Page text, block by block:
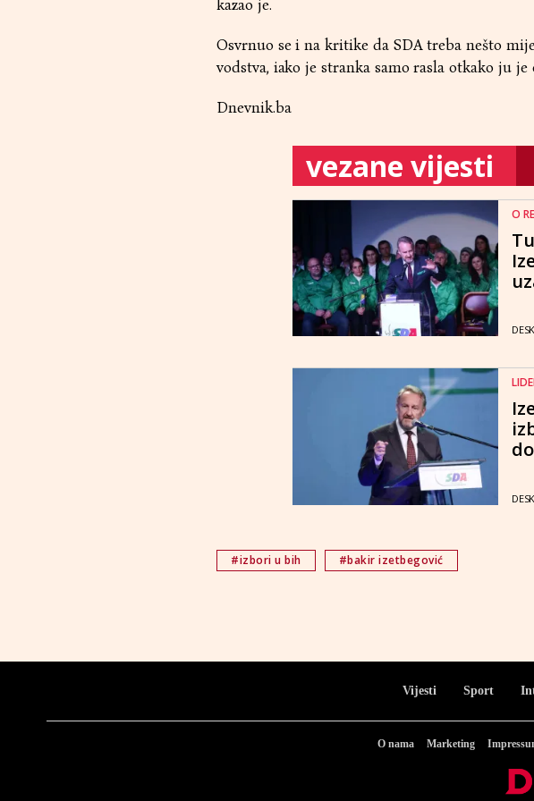
kazao je.
Osvrnuo se i na kritike da SDA treba nešto
vodstva, iako je stranka samo rasla otkako ju
Dnevnik.ba
vezane vijesti
O
DESK
DESK
#izbori u bih #bakir izetbegović
Vijesti Sport
O nama Marketing